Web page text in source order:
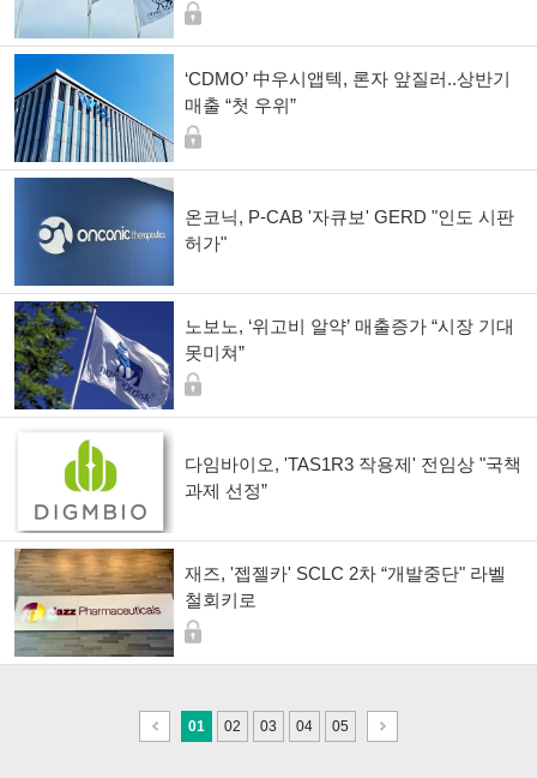
‘CDMO’ 中우시앱텍, 론자 앞질러..상반기
매출 “첫 우위”
온코닉, P-CAB '자큐보' GERD "인도 시판
허가"
노보노, ‘위고비 알약’ 매출증가 “시장 기대
못미쳐”
다임바이오, 'TAS1R3 작용제' 전임상 "국책
과제 선정”
재즈, '젭젤카' SCLC 2차 “개발중단" 라벨
철회키로
이
전
01 02 03 04 05
다
음